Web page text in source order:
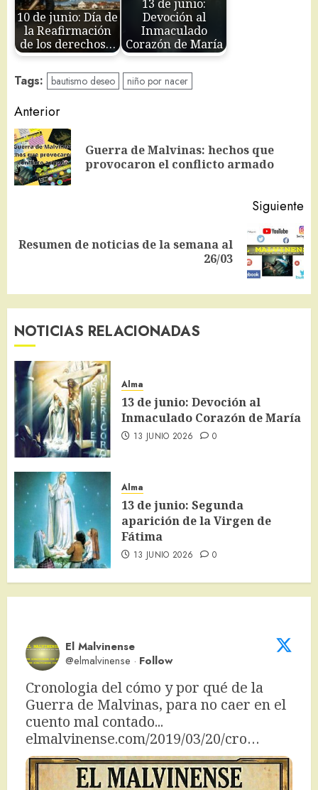
10 de junio: Día de
la Reafirmación
de los derechos…
13 de junio:
Devoción al
Inmaculado
Corazón de María
Tags: bautismo deseo niño por nacer
Navegación
de
entradas
Anterior
Guerra de Malvinas: hechos que
provocaron el conflicto armado
Siguiente
Siguiente
Resumen de noticias de la semana al
26/03
NOTICIAS RELACIONADAS
Alma
13 de junio: Devoción al
Inmaculado Corazón de María
13 JUNIO 2026 0
Alma
13 de junio: Segunda
aparición de la Virgen de
Fátima
13 JUNIO 2026 0
El Malvinense
@elmalvinense · Follow
Cronologia del cómo y por qué de la
Guerra de Malvinas, para no caer en el
elmalvinense.com/2019/03/20/cro…